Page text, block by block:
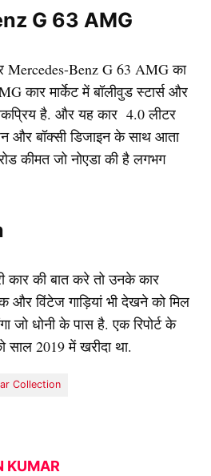
G 63 AMG
Mercedes-Benz G 63 AMG का
कार मार्केट में बॉलीवुड स्टार्स और
है. और यह कार 4.0 लीटर
और बॉक्सी डिजाइन के साथ आता
कीमत जो नोएडा की है लगभग
कार की बात करे तो उनके कार
विंटेज गाड़ियां भी देखने को मिल
जो धोनी के पास है. एक रिपोर्ट के
2019 में खरीदा था.
Collection
KUMAR